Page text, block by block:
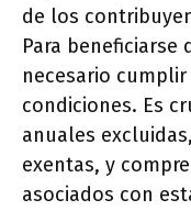
de los
Para beneficiarse
necesario
condiciones. Es
anuales
exentas, y
asociados con